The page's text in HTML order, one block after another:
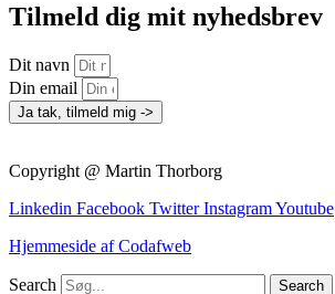
Tilmeld dig mit nyhedsbrev
Dit navn
Din email
Ja tak, tilmeld mig ->
Copyright @ Martin Thorborg
Linkedin Facebook Twitter InstagramYoutube
Hjemmeside af Codafweb
Search Search